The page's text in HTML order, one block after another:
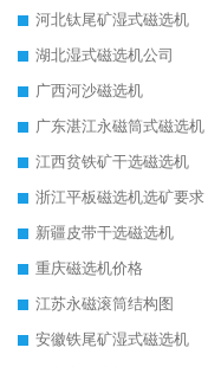
河北钛尾矿湿式磁选机
湖北湿式磁选机公司
广西河沙磁选机
广东湛江永磁筒式磁选机
江西贫铁矿干选磁选机
浙江平板磁选机选矿要求
新疆皮带干选磁选机
重庆磁选机价格
江苏永磁滚筒结构图
安徽铁尾矿湿式磁选机